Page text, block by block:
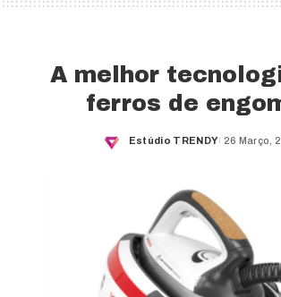
A melhor
ferros de
Posted
Estúdio TRENDY 26 Março,